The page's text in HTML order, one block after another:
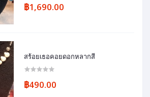
฿1,690.00
สร้อยเธอคอยดอกหลากสี
฿490.00